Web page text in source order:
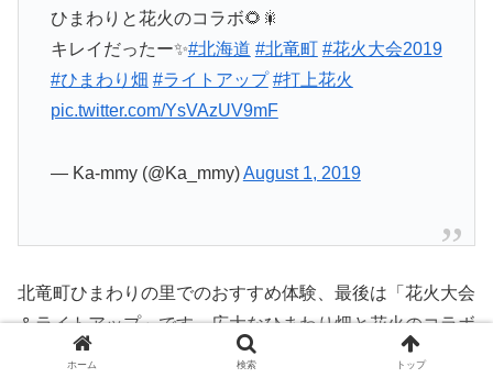
ひまわりと花火のコラボ🌻🎇
キレイだったー✨#北海道 #北竜町
#花火大会2019
#ひまわり畑 #ライトアップ #打上花火
pic.twitter.com/YsVAzUV9mF
— Ka-mmy (@Ka_mmy)August 1, 2019
北竜町ひまわりの里でのおすすめ体験、最後は「花火大会
＆ライトアップ」です。広大なひまわり畑と花火のコラボ
レーション。ひまわりをイメージした花火も上がります。
ホーム 検索 トップ